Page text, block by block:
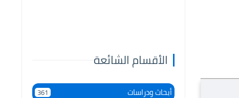
الأقسام الشائعة
أبحاث ودراسات 361